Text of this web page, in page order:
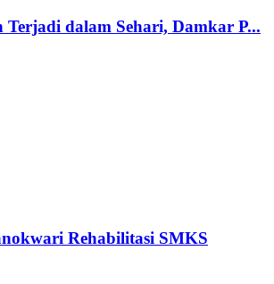
dalam Sehari, Damkar P...
Rehabilitasi SMKS